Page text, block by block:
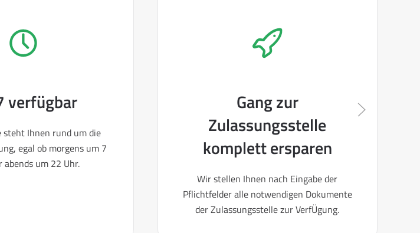
verfügbar
steht Ihnen rund um die
egal ob morgens um 7
abends um 22 Uhr.
Gang zur
Zulassungsstelle
komplett ersparen
Wir stellen Ihnen nach Eingabe der
Pflichtfelder alle notwendigen Dokumente
der Zulassungsstelle zur VerfÜgung.